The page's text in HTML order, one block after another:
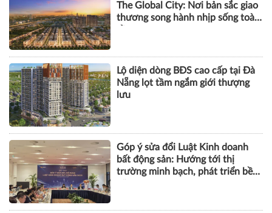
The Global City: Nơi bản sắc giao
thương song hành nhịp sống toàn
Lộ diện dòng BĐS cao cấp tại Đà
Nẵng lọt tầm ngắm giới thượng
lưu
Góp ý sửa đổi Luật Kinh doanh
bất động sản: Hướng tới thị
trường minh bạch, phát triển bền